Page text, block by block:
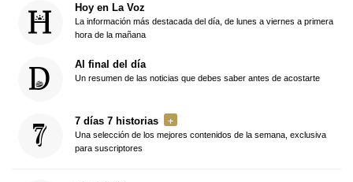
Hoy en La Voz
La información más destacada del día, de lunes a viernes a primera
hora de la mañana
Al final del día
Un resumen de las noticias que debes saber antes de acostarte
7 días 7 historias
Una selección de los mejores contenidos de la semana, exclusiva
para suscriptores